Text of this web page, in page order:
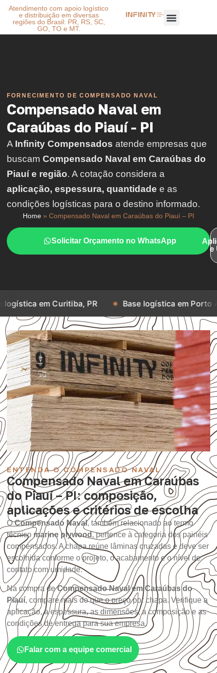
Atendimento com apoio logístico
e distribuição em diversas
regiões do Brasil: PR, RS, SC,
GO, TO e MT.
FORNECIMENTO DE COMPENSADO NAVAL
Compensado Naval em
Caraúbas do Piauí - PI
A Infinity Compensados atende empresas que
buscam Compensado Naval em Caraúbas do
Piauí e região. A cotação considera a
aplicação, espessura, quantidade e as
condições logísticas para o destino informado.
Home » Compensado Naval em Caraúbas do Piauí – PI
Solicitar Orçamento no WhatsApp
e
Curitiba, PR Base logística em Porto Alegre, RS
ENTENDA O COMPENSADO NAVAL
Compensado Naval em Caraúbas
do Piauí – PI: composição,
aplicações e critérios de escolha
OCompensado Naval, também relacionado ao termo
técnico marine plywood, pertence à categoria dos painéis
compensados. A chapa reúne lâminas cruzadas e deve ser
escolhida conforme o projeto, o acabamento e o nível de
contato com umidade.
Na compra deCompensado Naval em Caraúbas do
Piauí, compare mais do que o preço por chapa. Verifique a
aplicação, a espessura, as dimensões, a composição e as
condições de entrega para sua empresa.
Falar com a equipe comercial